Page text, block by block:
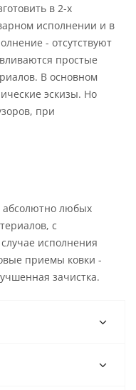
в 2-х
исполнении и в
- отсутствуют
простые
В основном
эскизы. Но
при
абсолютно любых
с
исполнения
приемы ковки -
зачистка.